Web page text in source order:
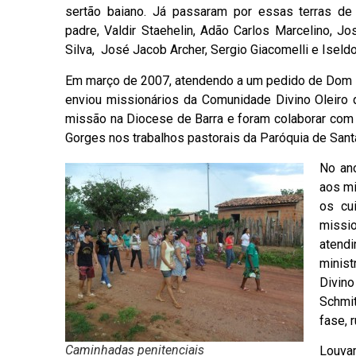
sertão baiano. Já passaram por essas terras
padre, Valdir Staehelin, Adão Carlos Marcelino,
Silva, José Jacob Archer, Sergio Giacomelli e
Em março de 2007, atendendo a um pedido de
enviou missionários da Comunidade Divino Oleiro
missão na Diocese de Barra e foram colaborar
Gorges nos trabalhos pastorais da Paróquia de
Caminhadas penitenciais
No
aos
os
fase,